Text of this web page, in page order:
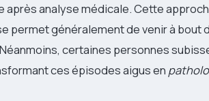
après analyse médicale. Cette
permet généralement de venir à bout
certaines personnes
ces épisodes aigus en